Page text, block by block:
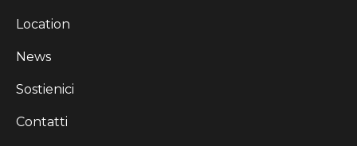
Location
News
Sostienici
Contatti